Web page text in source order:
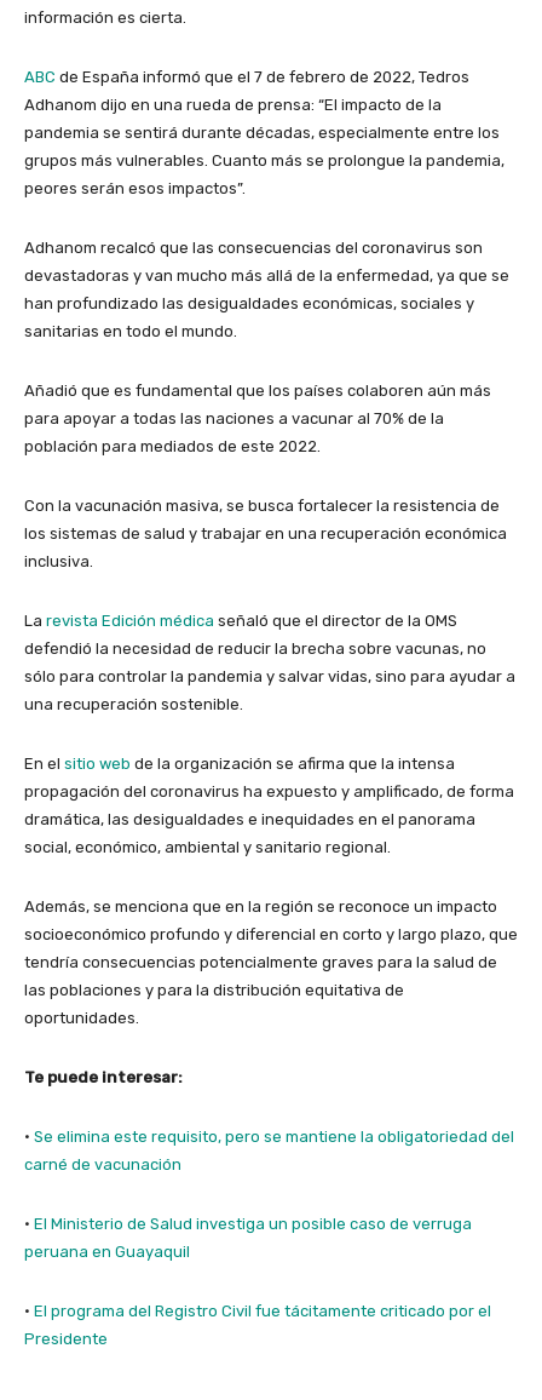
información es cierta.
ABC de España informó que el 7 de febrero de 2022, Tedros
Adhanom dijo en una rueda de prensa: “El impacto de la
pandemia se sentirá durante décadas, especialmente entre los
grupos más vulnerables. Cuanto más se prolongue la pandemia,
peores serán esos impactos”.
Adhanom recalcó que las consecuencias del coronavirus son
devastadoras y van mucho más allá de la enfermedad, ya que se
han profundizado las desigualdades económicas, sociales y
sanitarias en todo el mundo.
Añadió que es fundamental que los países colaboren aún más
para apoyar a todas las naciones a vacunar al 70% de la
población para mediados de este 2022.
Con la vacunación masiva, se busca fortalecer la resistencia de
los sistemas de salud y trabajar en una recuperación económica
inclusiva.
La revista Edición médica señaló que el director de la OMS
defendió la necesidad de reducir la brecha sobre vacunas, no
sólo para controlar la pandemia y salvar vidas, sino para ayudar a
una recuperación sostenible.
En el sitio web de la organización se afirma que la intensa
propagación del coronavirus ha expuesto y amplificado, de forma
dramática, las desigualdades e inequidades en el panorama
social, económico, ambiental y sanitario regional.
Además, se menciona que en la región se reconoce un impacto
socioeconómico profundo y diferencial en corto y largo plazo, que
tendría consecuencias potencialmente graves para la salud de
las poblaciones y para la distribución equitativa de
oportunidades.
Te puede interesar:
· Se elimina este requisito, pero se mantiene la obligatoriedad del
carné de vacunación
· El Ministerio de Salud investiga un posible caso de verruga
peruana en Guayaquil
· El programa del Registro Civil fue tácitamente criticado por el
Presidente